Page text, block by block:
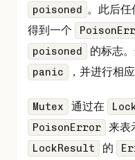
poisoned 。此后
得到一个
poisoned 的标志
panic ，并进行相
Mutex 通过在
PoisonError 来表
LockResult 的